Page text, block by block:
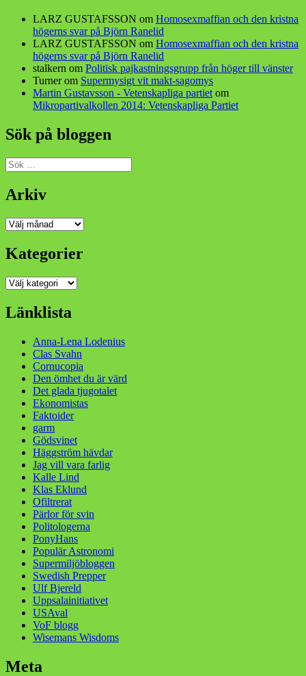
LARZ GUSTAFSSON om Homosexmaffian och den kristna
högerns svar på Björn Ranelid
LARZ GUSTAFSSON om Homosexmaffian och den kristna
högerns svar på Björn Ranelid
stalkern om Politisk pajkastningsgrupp från höger till vänster
Turnerom Supermysigt vit makt-sagomys
Martin Gustavsson - Vetenskapliga partietom
Mikropartivalkollen 2014: Vetenskapliga Partiet
Sök på bloggen
Sök
efter:
Arkiv
Arkiv
Kategorier
Kategorier
Länklista
Anna-Lena Lodenius
Clas Svahn
Cornucopia
Den ömhet du är värd
Det glada tjugotalet
Ekonomistas
Faktoider
garm
Gödsvinet
Häggström hävdar
Jag vill vara farlig
Kalle Lind
Klas Eklund
Ofiltrerat
Pärlor för svin
Politologerna
PonyHans
Populär Astronomi
Supermiljöbloggen
Swedish Prepper
Ulf Bjereld
Uppsalainitiativet
USAval
VoF blogg
Wisemans Wisdoms
Meta